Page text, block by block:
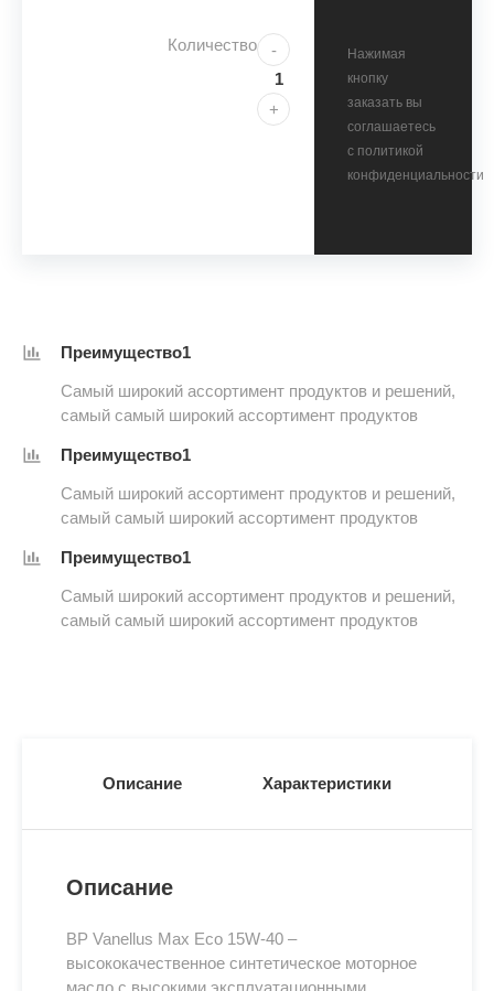
Количество -
+
Нажимая
кнопку
заказать вы
соглашаетесь
с политикой
конфиденциальности
Преимущество1
Самый широкий ассортимент продуктов и решений,
самый самый широкий ассортимент продуктов
Преимущество1
Самый широкий ассортимент продуктов и решений,
самый самый широкий ассортимент продуктов
Преимущество1
Самый широкий ассортимент продуктов и решений,
самый самый широкий ассортимент продуктов
Описание Характеристики
Описание
BP Vanellus Max Eco 15W-40 –
высококачественное синтетическое моторное
масло с высокими эксплуатационными